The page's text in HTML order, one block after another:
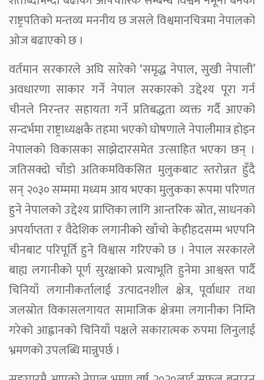
राष्ट्रपतिको मन्तव्य मननीय छ जसले विश्वमानचित्रमा नेपालको
ओज बढाएको छ ।
वर्तमान सरकारले अघि सारेको ‘समृद्ध नेपाल, सुखी नेपाली’
अवधारणा साकार गर्ने नेपाल सरकारको उद्देश्य पूरा गर्न
चीनले निरन्तर सहायता गर्ने प्रतिबद्धता व्यक्त गर्दै आएको
सन्दर्भमा राष्ट्राध्यक्षकै तहमा भएको घोषणाले नेपालीमात्र होइन
नेपालको विकासका साझेदारसमेत उत्साहित भएका छन् ।
जतिसक्दो चाँडो अतिकमविकसित मुलुकबाट स्तरोन्नत हुँदै
सन् २०३० सम्ममा मध्यम आय भएका मुलुकका रूपमा परिणत
हुने नेपालको उद्देश्य प्राप्तिका लागि आन्तरिक स्रोत, साधनको
अपर्याप्तता र वैदेशिक लगानीको खाँचो केहीहदसम्म भएपनि
चीनबाट परिपूर्ति हुने विश्वास गरिएको छ । नेपाल सरकारले
बाह्य लगानीको पूर्ण सुरक्षाको प्रत्याभूति हुनेमा आश्वस्त पार्दै
चिनियाँ लगानीकर्तालाई उत्पादनशील क्षेत्र, पूर्वाधार तथा
जलस्रोत विकासलगायत सामाजिक क्षेत्रमा लगानीका निम्ति
गरेको आह्वानको चिनियाँ पक्षले सकारात्मक रुपमा लिनुलाई
भ्रमणको उपलब्धि मान्नुपर्छ ।